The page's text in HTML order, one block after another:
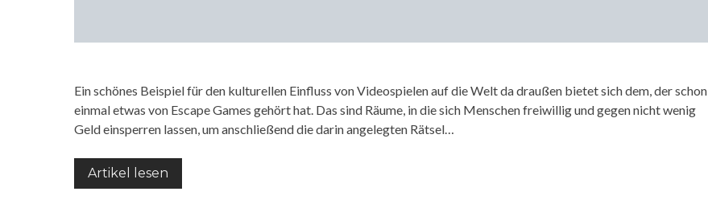
Ein schönes Beispiel für den kulturellen Einfluss von Videospielen auf die Welt da draußen bietet sich dem, der schon
einmal etwas von Escape Games gehört hat. Das sind Räume, in die sich Menschen freiwillig und gegen nicht wenig
Geld einsperren lassen, um anschließend die darin angelegten Rätsel…
Artikel lesen